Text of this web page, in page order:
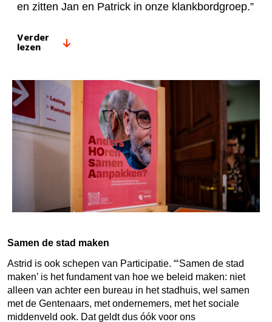
en zitten Jan en Patrick in onze klankbordgroep.”
Verder
lezen
Samen de stad maken
Astrid is ook schepen van Participatie. “‘Samen de stad
maken’ is het fundament van hoe we beleid maken: niet
alleen van achter een bureau in het stadhuis, wel samen
met de Gentenaars, met ondernemers, met het sociale
middenveld ook. Dat geldt dus óók voor ons